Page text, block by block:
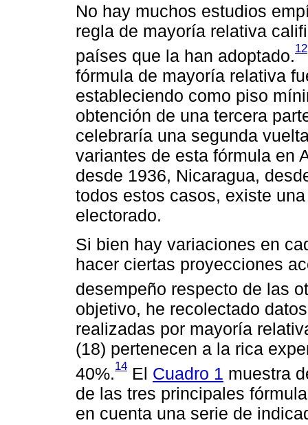
No hay muchos estudios
regla de mayoría relativa
países que la han adoptado.12
fórmula de mayoría relativa
estableciendo como piso
obtención de una tercera
celebraría una segunda
variantes de esta fórmula en
desde 1936, Nicaragua,
todos estos casos, existe
electorado.
Si bien hay variaciones en
hacer ciertas proyecciones
desempeño respecto de las
objetivo, he recolectado
realizadas por mayoría
(18) pertenecen a la rica
40%.14 El Cuadro 1 muestra
de las tres principales
en cuenta una serie de